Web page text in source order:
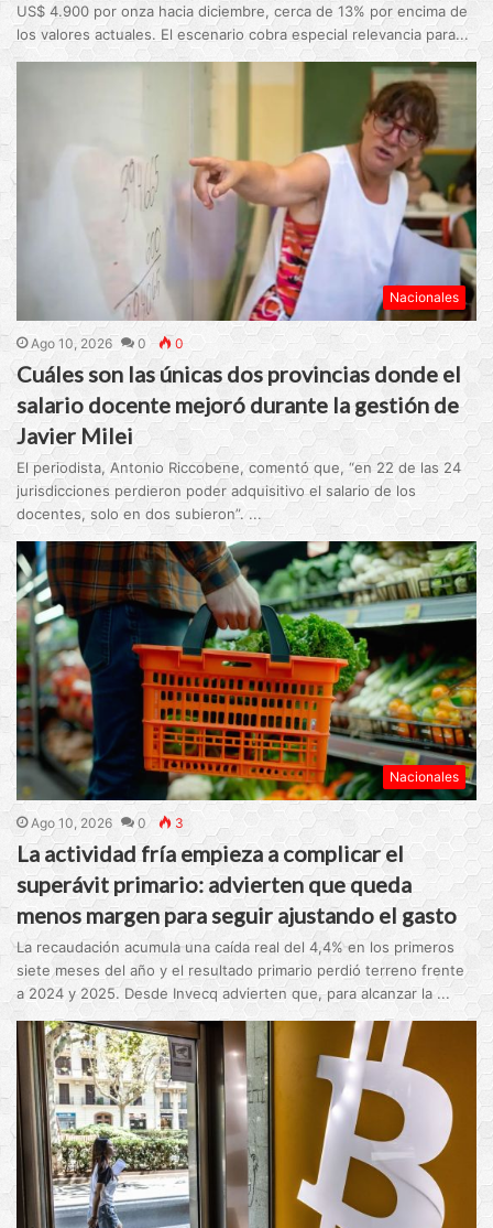
US$ 4.900 por onza hacia diciembre, cerca de 13% por encima de
los valores actuales. El escenario cobra especial relevancia para...
Nacionales
Ago 10, 2026 0 0
Cuáles son las únicas dos provincias donde el
salario docente mejoró durante la gestión de
Javier Milei
El periodista, Antonio Riccobene, comentó que, “en 22 de las 24
jurisdicciones perdieron poder adquisitivo el salario de los
docentes, solo en dos subieron”. ...
Nacionales
Ago 10, 2026 0 3
La actividad fría empieza a complicar el
superávit primario: advierten que queda
menos margen para seguir ajustando el gasto
La recaudación acumula una caída real del 4,4% en los primeros
siete meses del año y el resultado primario perdió terreno frente
a 2024 y 2025. Desde Invecq advierten que, para alcanzar la ...